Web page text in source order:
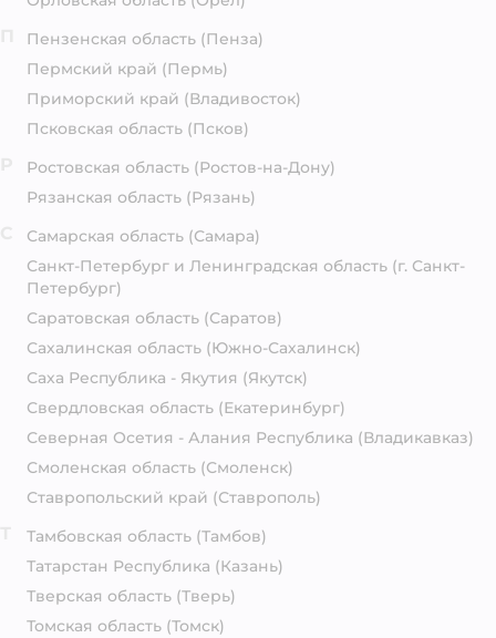
Пензенская область (Пенза)
Пермский край (Пермь)
Приморский край (Владивосток)
Псковская область (Псков)
Ростовская область (Ростов-на-Дону)
Рязанская область (Рязань)
Самарская область (Самара)
Санкт-Петербург и Ленинградская область (г. Санкт-
Петербург)
Саратовская область (Саратов)
Сахалинская область (Южно-Сахалинск)
Саха Республика - Якутия (Якутск)
Свердловская область (Екатеринбург)
Северная Осетия - Алания Республика (Владикавказ)
Смоленская область (Смоленск)
Ставропольский край (Ставрополь)
Тамбовская область (Тамбов)
Татарстан Республика (Казань)
Тверская область (Тверь)
Томская область (Томск)